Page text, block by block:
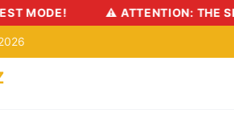
THE SITE IS RUNNING IN TEST MODE!